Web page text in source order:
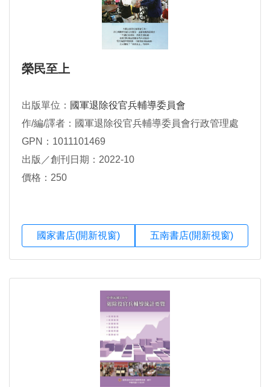
榮民至上
出版單位： 國軍退除役官兵輔導委員會
作/編/譯者：國軍退除役官兵輔導委員會行政管理處
GPN：1011101469
出版／創刊日期：2022-10
價格：250
國家書店(開新視窗) 五南書店(開新視窗)